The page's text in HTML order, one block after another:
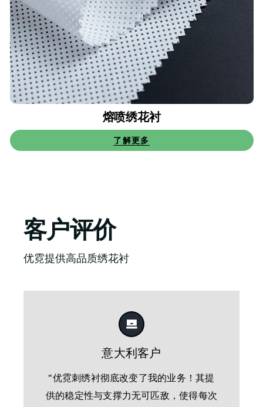
熔喷绣花衬
了解更多
客户评价
优霓提供高品质绣花衬
意大利客户
“优霓刺绣衬彻底改变了我的业务！其提
供的稳定性与支撑力无可匹敌，使得每次